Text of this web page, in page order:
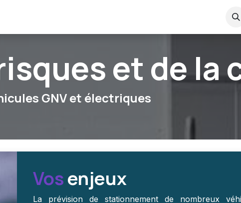
et de la
GNV et électriques
Vosenjeux
La prévision de stationnement de nombreux